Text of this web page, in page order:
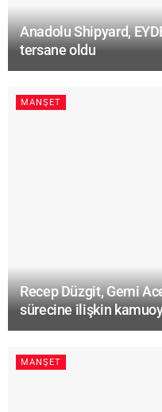
Anadolu Shipyard,
tersane oldu
MANŞET
Recep Düzgit, Gemi
sürecine ilişkin
MANŞET